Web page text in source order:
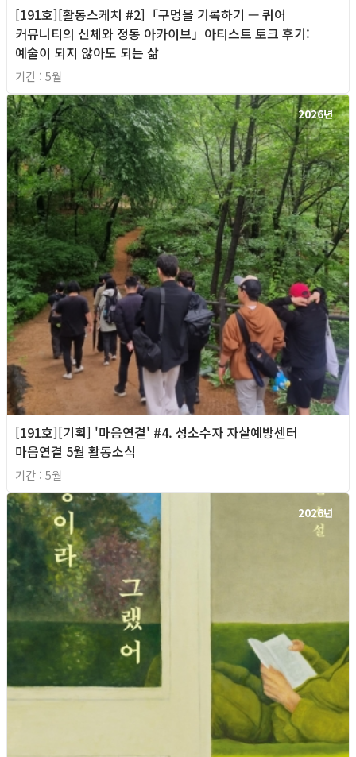
[191호][활동스케치 #2]「구멍을 기록하기 — 퀴어
커뮤니티의 신체와 정동 아카이브」아티스트 토크 후기:
예술이 되지 않아도 되는 삶
기간 : 5월
2026년
[191호][기획] '마음연결' #4. 성소수자 자살예방센터
마음연결 5월 활동소식
기간 : 5월
2026년